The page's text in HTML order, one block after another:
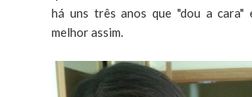
há uns três anos que "dou a cara"
melhor assim.